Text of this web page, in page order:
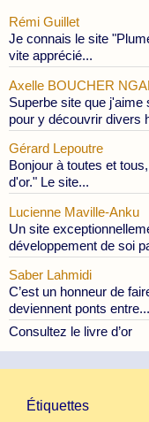
Rémi Guillet
Je connais le site
vite apprécié...
Axelle BOUCHER
Superbe site que j'aime
pour y découvrir divers
Gérard Lepoutre
Bonjour à toutes et
d'or." Le site...
Lucienne Maville-Anku
Un site
développement de soi
Saber Lahmidi
C’est un honneur de
deviennent ponts entre...
Consultez le livre d’or
Étiquettes